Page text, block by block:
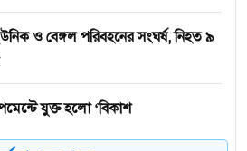
ও বেঙ্গল পরিবহনের সংঘর্ষ, নিহত ৯
যুক্ত হলো ‘বিকাশ